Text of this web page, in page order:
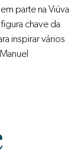
parte na Viúva
chave da
inspirar vários